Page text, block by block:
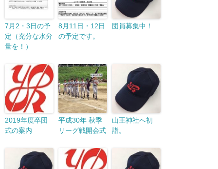
7月2・3日の予
定（充分な水分
量を！）
8月11日・12日
の予定です。
団員募集中！
2019年度卒団
式の案内
平成30年 秋季
リーグ戦開会式
山王神社へ初
詣。